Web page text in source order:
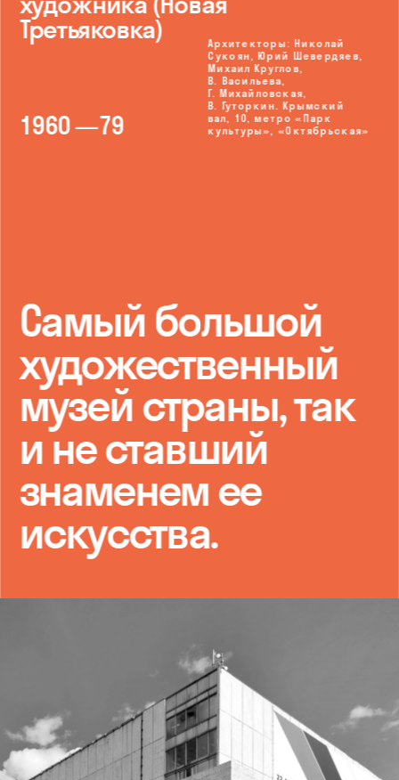
Третьяковка)
Архитекторы: Николай
Сукоян, Юрий Шевердяев,
Михаил Круглов,
В. Васильева,
Г. Михайловская,
В. Гуторкин. Крымский
вал, 10, метро «Парк
культуры», «Октябрьская»
1960 —79
Самый большой
художественный
музей страны, так
и не ставший
знаменем ее
искусства.